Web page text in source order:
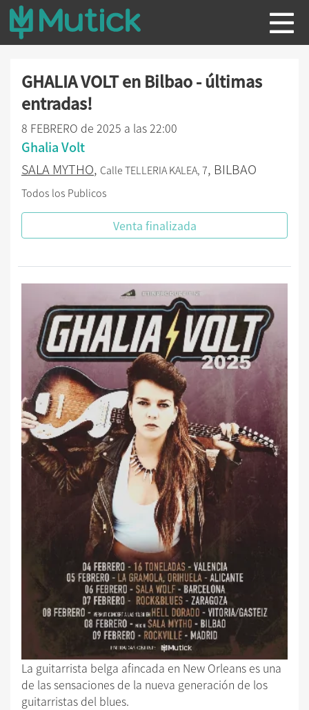
GHALIA VOLT en Bilbao - últimas
entradas!
8 FEBRERO de 2025 a las 22:00
Ghalia Volt
SALA MYTHO, Calle TELLERIA KALEA, 7, BILBAO
Todos los Publicos
Venta finalizada
La guitarrista belga afincada en New Orleans es una
de las sensaciones de la nueva generación de los
guitarristas del blues.